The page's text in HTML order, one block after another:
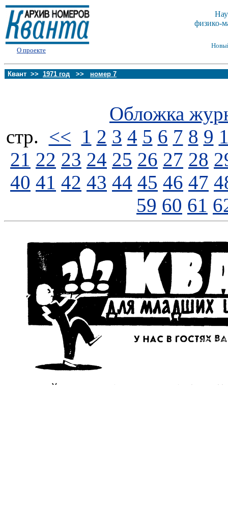
О проекте
физико-
Квант >> 1971 год >> номер 7
Обложка
стp. << 1 2 3 4 5 6 7 8 9
21 22 23 24 25 26 27 28
40 41 42 43 44 45 46 47
59 60 61